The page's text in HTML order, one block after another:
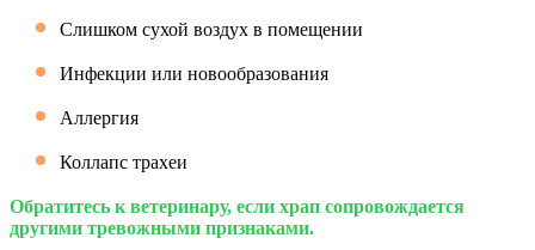
Слишком сухой воздух в помещении
Инфекции или новообразования
Аллергия
Коллапс трахеи
Обратитесь к ветеринару, если храп сопровождается
другими тревожными признаками.